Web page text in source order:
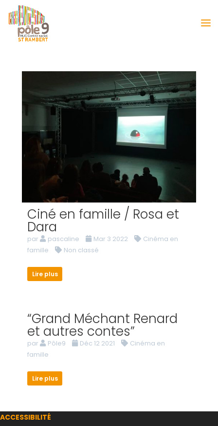
Ciné en famille / Rosa et
Dara
par pascaline Mar 3 2022
Cinéma en
famille
Non classé
Lire plus
“Grand Méchant Renard
et autres contes”
par Pôle9 Déc 12 2021
Cinéma en
famille
Lire plus
ACCESSIBILITÉ